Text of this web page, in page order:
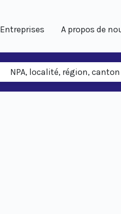
Entreprises A propos de